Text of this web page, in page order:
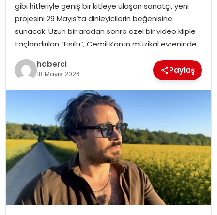
SAĞLIK
SIYASET
SPOR
gibi hitleriyle geniş bir kitleye ulaşan sanatçı, yeni
projesini 29 Mayıs’ta dinleyicilerin beğenisine
sunacak. Uzun bir aradan sonra özel bir video kliple
taçlandırılan “Fısıltı”, Cemil Kan’ın müzikal evreninde…
haberci
18 Mayıs 2026 Paylaş